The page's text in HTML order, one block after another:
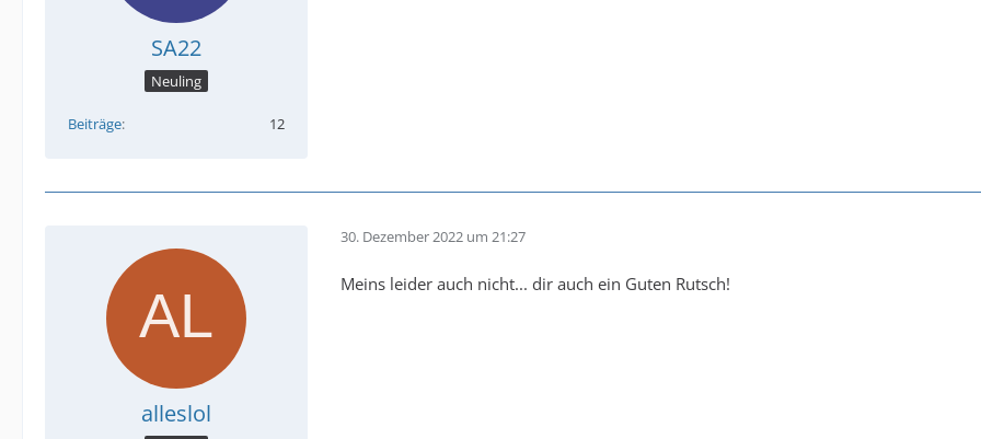
SA22
Neuling
Beiträge 12
alleslol
30. Dezember 2022 um 21:27
Meins leider auch nicht... dir auch ein Guten Rutsch!